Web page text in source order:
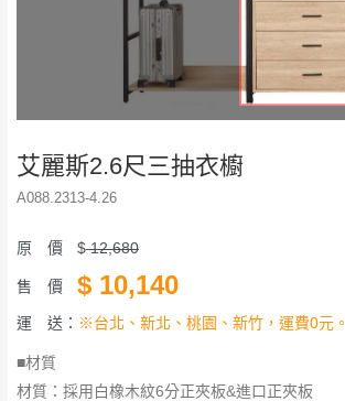
艾麗斯2.6尺三抽衣櫥
A088.2313-4.26
原 價 $12,680
售 價 $ 10,140
運 送： ※台北、新北、桃園、新竹，運費0元。
■材質
材質：採用白橡木紋6分正夾板&進口正夾板